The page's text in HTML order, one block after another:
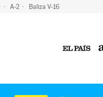
A-2 Baliza V-16